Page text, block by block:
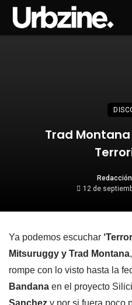
Trad
12 de
Ya podemos escuchar
Mitsuruggy y Trad Montana
rompe con lo visto hasta la
Bandana en el proyecto
Sanchez y por si fuera poco